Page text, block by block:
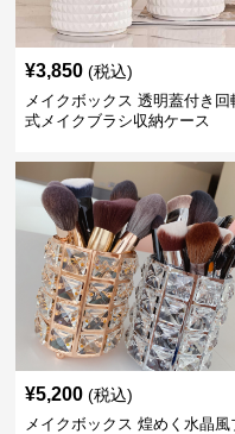
¥3,850 (税込)
メイクボックス 透明蓋付き回
式メイクブラシ収納ケース
¥5,200 (税込)
メイクボックス 煌めく水晶風